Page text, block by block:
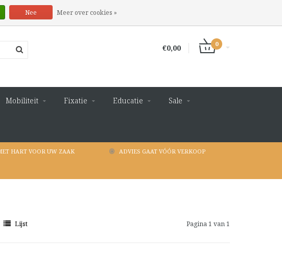
€0,00 0
Mobiliteit Fixatie Educatie Sale
HART VOOR UW ZAAK ADVIES GAAT VÓÓR VERKOOP
Lijst Pagina 1 van 1
Nee Meer over cookies »